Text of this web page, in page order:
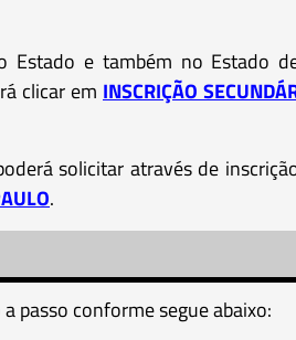
e também no Estado
clicar em INSCRIÇÃO
solicitar através de
.
passo conforme segue abaixo: